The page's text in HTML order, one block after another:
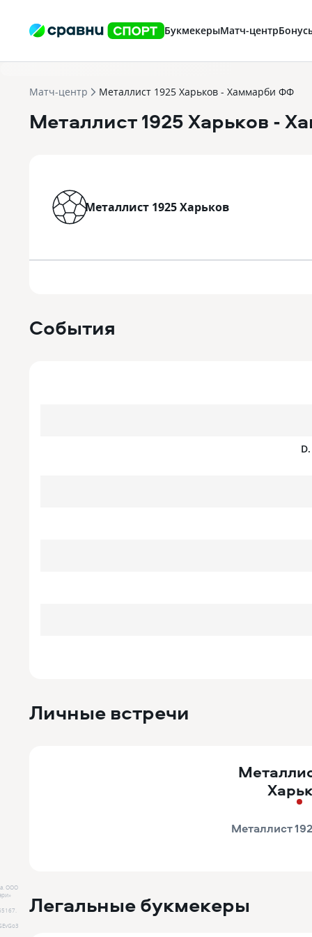
БукмекерыМатч-центр
Матч-центр Металлист 1925 Харьков - Хаммарби ФФ
Металлист 1925 Харьков -
Металлист 1925 Харьков
События
Личные встречи
Металлист
Легальные букмекеры
ООО
.